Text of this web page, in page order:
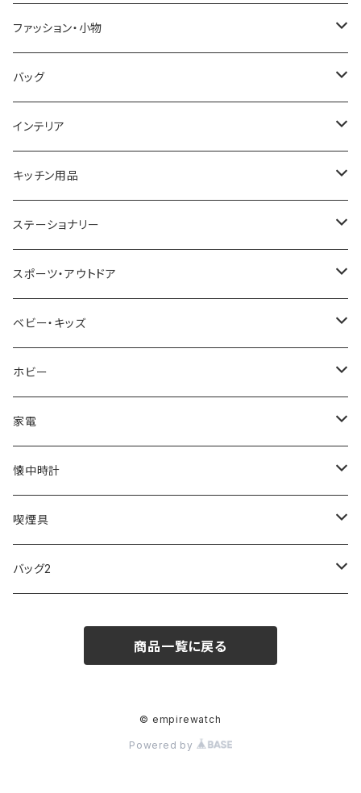
GRANDEUR
COGU
GAGA MILANO
CACTUS
TIMEX
NIXON
AVALANCHE
ORIENT
ZEPPELIN
SKAGEN
FOOTBALL WATCHES
ARCA FUTURA
LACOSTE
DIESEL
MICHAEL KORS
NO BRAND
DUCT
TRANSNUMBER
SAAMA HOMME
ARNOLD PALMER
MICHAEL KORS
DIESEL
ALV
Merge
ETTINGER
COACH
BVLGARI
VANQUISH
GUCCI
TIFFANY&CO
FOLLI FOLLIE
POLICE
PAUL HEWITT
22designstudio
BOTTEGA VENETA
EMPORIO ARMANI
CALVIN KLEIN
DANIEL WELLINGTON
SWAROVSKI
VIVIENNE WESTWOOD
ファッション・小物
DAKS
栃木レザー
NIKE
DUNHILL
NEWYORKER
OROBIANCO
Ellese
COLEMAN
MONTBLANC
Fashion Accessory Cllection
ISLAND
バッグ
MANHATTAN PORTAGE
United HOMME
RODANIA
BEAMZSQUARE
BLAZER CLUB
ANDY HAWARD
G GUSTO
GULLWING
LESPORTSAC
PRADA
インテリア
CRYSTOCRAFT
SEIKO
CITIZEN
BRAUN
RHYTHM
BLOSSOM
MONDAINE
MAWA
その他
キッチン用品
I'mD
Helios
VALENTINO VISCANI
ステーショナリー
LAMY
WATERMAN
PARKER
PELIKAN
CROSS
MONTBLANC
SWAROVSKI
スポーツ・アウトドア
Trangia
Barebones
FEUERHAND
CASIO
ベビー・キッズ
ふわりぃ
ERGO BABY
ホビー
その他
AMOS
OMMIX
COACH
家電
CREATE
TORAY
OMRON
SPICE OF LIFE
懐中時計
MONDAINE
喫煙具
ZIPPO
TSUBOTA PEARL
バッグ2
商品一覧に戻る
© empirewatch
Powered by